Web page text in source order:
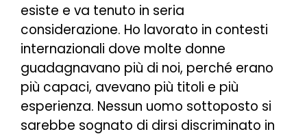
esiste e va tenuto in seria
considerazione. Ho lavorato in contesti
internazionali dove molte donne
guadagnavano più di noi, perché erano
più capaci, avevano più titoli e più
esperienza. Nessun uomo sottoposto si
sarebbe sognato di dirsi discriminato in